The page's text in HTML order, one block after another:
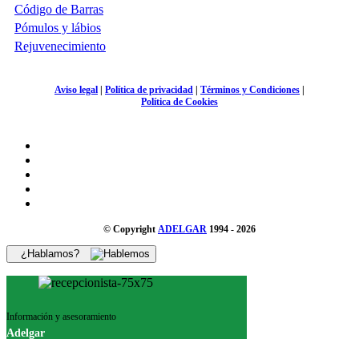
Código de Barras
Pómulos y lábios
Rejuvenecimiento
Aviso legal | Política de privacidad | Términos y Condiciones |
Política de Cookies
© Copyright ADELGAR 1994 - 2026
¿Hablamos?
Información y asesoramiento
Adelgar